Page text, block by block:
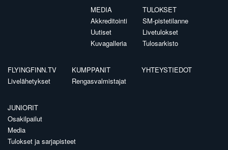
MEDIA
Akkreditointi
Uutiset
Kuvagalleria
TULOKSET
SM-pistetilanne
Livetulokset
Tulosarkisto
FLYINGFINN.TV
Livelähetykset
KUMPPANIT
Rengasvalmistajat
YHTEYSTIEDOT
JUNIORIT
Osakilpailut
Media
Tulokset ja sarjapisteet